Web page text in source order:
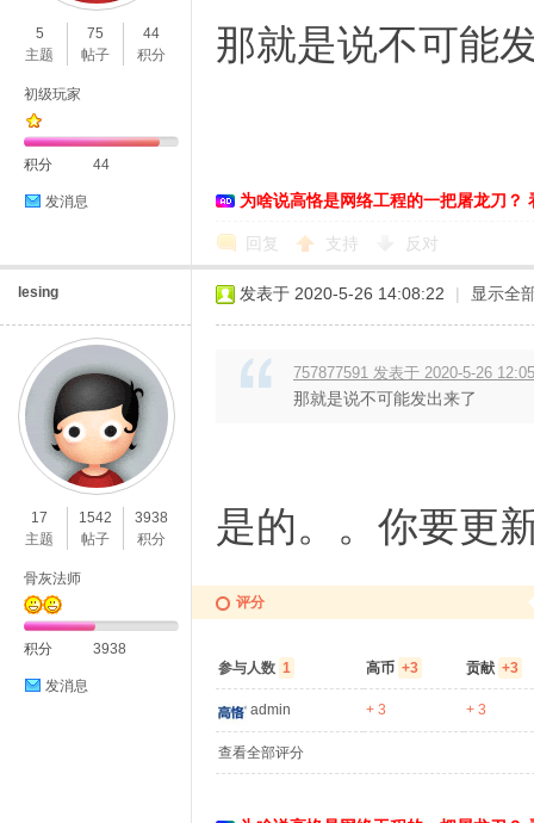
5
主题
75
帖子
44
积分
初级玩家
积分 44
发消息
那就是说不可能
为啥说高恪是网络工程的一把屠龙刀？
回复 支持 反对
lesing
17
主题
1542
帖子
3938
积分
骨灰法师
积分 3938
发消息
发表于 2020-5-26 14:08:22 | 显示全
757877591 发表于 2020-5-26 12:05
那就是说不可能发出来了
是的。。你要更
评分
参与人数 1 高币 +3 贡献 +3
admin + 3 + 3
查看全部评分